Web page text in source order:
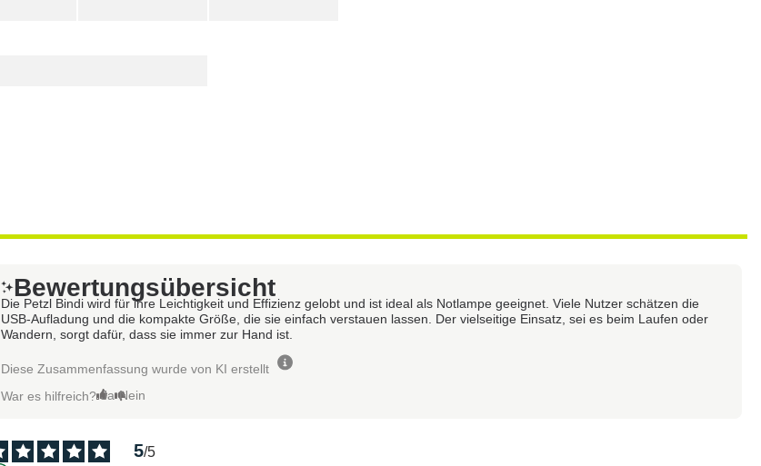
Bewertungsübersicht
Die Petzl Bindi wird für ihre Leichtigkeit und Effizienz gelobt und ist ideal als Notlampe geeignet. Viele Nutzer schätzen die
USB-Aufladung und die kompakte Größe, die sie einfach verstauen lassen. Der vielseitige Einsatz, sei es beim Laufen oder
Wandern, sorgt dafür, dass sie immer zur Hand ist.
Diese Zusammenfassung wurde von KI erstellt
War es hilfreich? Ja Nein
5/5